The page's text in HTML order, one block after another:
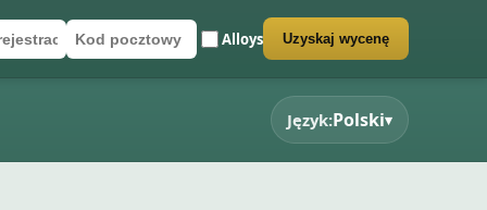
Alloys
wyceny Uzyskaj wycenę
Język:Polski▾